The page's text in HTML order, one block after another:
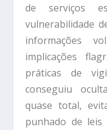
de serviços
vulnerabilidade
informações
implicações
práticas de
conseguiu
quase total,
punhado de